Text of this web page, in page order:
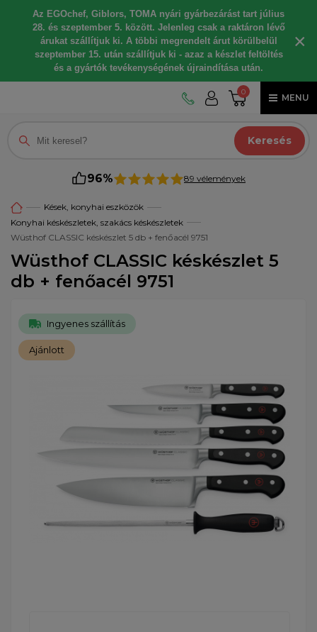
Az EGOchef, Giblors, TOMA nyári gyárbezárást tart július
28. és szeptember 5. között. Jelenleg csak a raktáron lévő
árukat szállítjuk ki. A többi megrendelt árut körülbelül
szeptember 15. után szállítjuk ki - azaz a készlet feltöltés
és a gyártók tevékenységének újraindítása után.
×
0
MENU
Keresés
96% 89 vélemények
Kések, konyhai eszközök
Konyhai késkészletek, szakács késkészletek
Wüsthof CLASSIC késkészlet 5 db + fenőacél 9751
Wüsthof CLASSIC késkészlet 5
db + fenőacél 9751
Ingyenes szállítás
Ajánlott